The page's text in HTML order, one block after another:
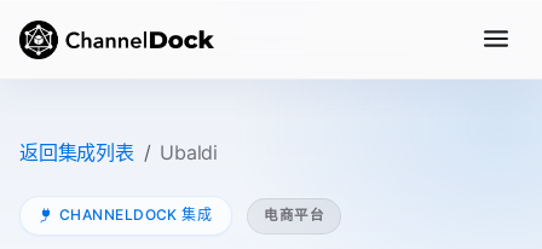
返回集成列表 Ubaldi
CHANNELDOCK 集成 电商平台